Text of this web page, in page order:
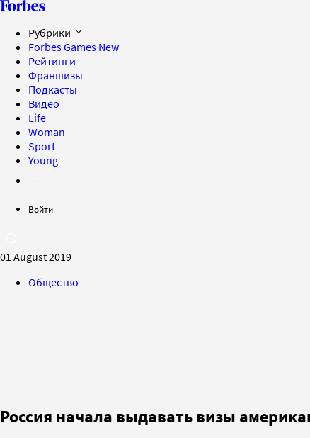
Рубрики
Forbes Games New
Рейтинги
Франшизы
Подкасты
Видео
Life
Woman
Sport
Young
Войти
01 August 2019
Общество
Россия начала выдавать визы